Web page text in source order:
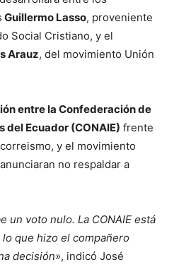
Guillermo Lasso, proveniente
Social Cristiano, y el
Arauz, del movimiento Unión
entre la Confederación de
del Ecuador (CONAIE) frente
y el movimiento
no respaldar a
un voto nulo. La CONAIE está
que hizo el compañero
decisión», indicó José